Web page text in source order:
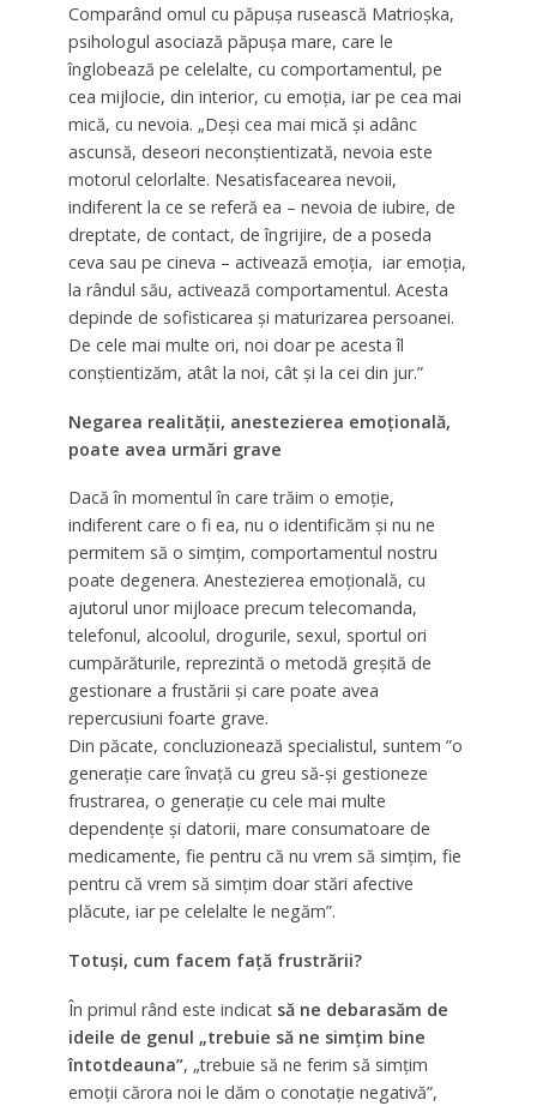
Comparând omul cu păpuşa rusească Matrioşka,
psihologul asociază păpuşa mare, care le
înglobează pe celelalte, cu comportamentul, pe
cea mijlocie, din interior, cu emoţia, iar pe cea mai
mică, cu nevoia. „Deşi cea mai mică şi adânc
ascunsă, deseori neconştientizată, nevoia este
motorul celorlalte. Nesatisfacearea nevoii,
indiferent la ce se referă ea – nevoia de iubire, de
dreptate, de contact, de îngrijire, de a poseda
ceva sau pe cineva – activează emoţia, iar emoţia,
la rândul său, activează comportamentul. Acesta
depinde de sofisticarea şi maturizarea persoanei.
De cele mai multe ori, noi doar pe acesta îl
conştientizăm, atât la noi, cât şi la cei din jur.”
Negarea realității, anestezierea emoțională,
poate avea urmări grave
Dacă în momentul în care trăim o emoţie,
indiferent care o fi ea, nu o identificăm şi nu ne
permitem să o simţim, comportamentul nostru
poate degenera. Anestezierea emoţională, cu
ajutorul unor mijloace precum telecomanda,
telefonul, alcoolul, drogurile, sexul, sportul ori
cumpărăturile, reprezintă o metodă greşită de
gestionare a frustării şi care poate avea
repercusiuni foarte grave.
Din păcate, concluzionează specialistul, suntem ”o
generaţie care învaţă cu greu să-şi gestioneze
frustrarea, o generaţie cu cele mai multe
dependenţe şi datorii, mare consumatoare de
medicamente, fie pentru că nu vrem să simţim, fie
pentru că vrem să simţim doar stări afective
plăcute, iar pe celelalte le negăm”.
Totuși, cum facem față frustrării?
În primul rând este indicat să ne debarasăm de
ideile de genul „trebuie să ne simţim bine
întotdeauna”, „trebuie să ne ferim să simţim
emoţii cărora noi le dăm o conotaţie negativă”,